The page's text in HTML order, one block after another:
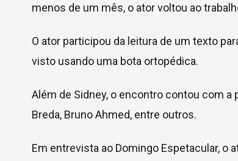
menos de um mês, o ator voltou ao
O ator participou da leitura de um texto
visto usando uma bota ortopédica.
Além de Sidney, o encontro contou com a
Breda, Bruno Ahmed, entre outros.
Em entrevista ao Domingo Espetacular, o